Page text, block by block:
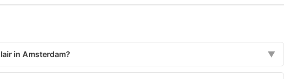
in Amsterdam? ▼